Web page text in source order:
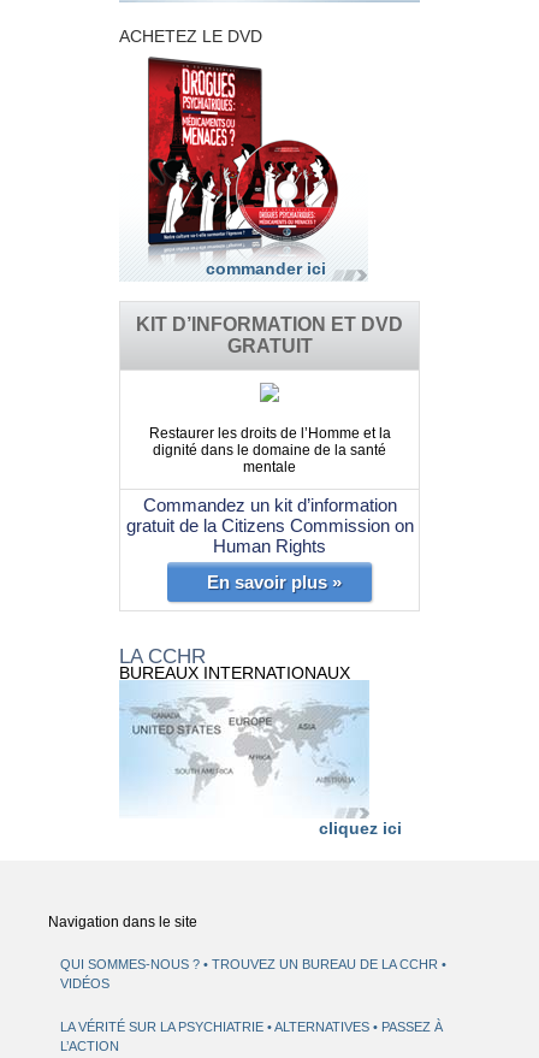
ACHETEZ LE DVD
commander ici
KIT D’INFORMATION ET DVD
GRATUIT
Restaurer les droits de l’Homme et la
dignité dans le domaine de la santé
mentale
Commandez un kit d’information
gratuit de la Citizens Commission on
Human Rights
En savoir plus »
LA CCHR
BUREAUX INTERNATIONAUX
cliquez ici
Navigation dans le site
QUI SOMMES-NOUS ?
TROUVEZ UN BUREAU DE LA CCHR
VIDÉOS
LA VÉRITÉ SUR LA PSYCHIATRIE ALTERNATIVES
PASSEZ À
L’ACTION